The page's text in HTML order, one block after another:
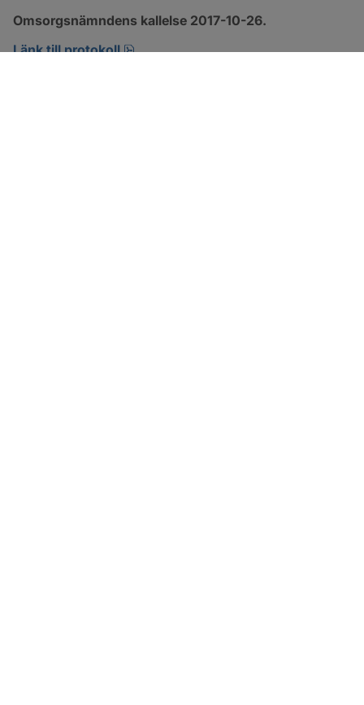
Omsorgsnämndens kallelse 2017-10-26.
Länk till protokoll
pdf, öppnas i nytt fönster.